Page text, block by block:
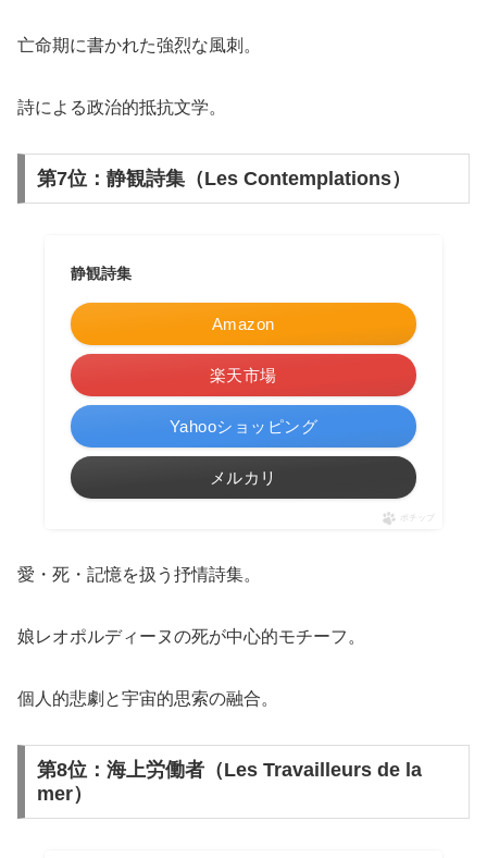
亡命期に書かれた強烈な風刺。
詩による政治的抵抗文学。
第7位：静観詩集（Les Contemplations）
静観詩集
Amazon
楽天市場
Yahooショッピング
メルカリ
ポチップ
愛・死・記憶を扱う抒情詩集。
娘レオポルディーヌの死が中心的モチーフ。
個人的悲劇と宇宙的思索の融合。
第8位：海上労働者（Les Travailleurs de la
mer）